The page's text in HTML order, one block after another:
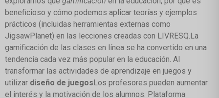
beneficioso y cómo podemos aplicar teorías y ejemplos
prácticos (incluidas herramientas externas como
JigsawPlanet) en las lecciones creadas con LIVRESQ.La
gamificación de las clases en línea se ha convertido en una
tendencia cada vez más popular en la educación. Al
transformar las actividades de aprendizaje en juegos y
utilizar diseño de juegosLos profesores pueden aumentar
el interés y la motivación de los alumnos. Plataforma